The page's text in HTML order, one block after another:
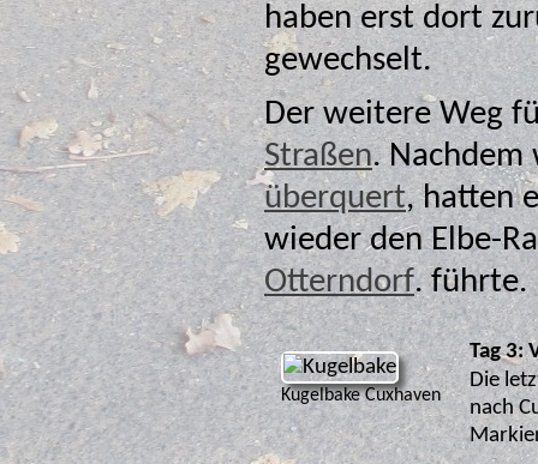
haben erst dort
gewechselt.
Der weitere Weg
Straßen .
überquert, hatten erreichten wir bei Neuhaus (Oste)
wieder den Elbe-
Otterndorf . führte.
Kugelbake Cuxhaven
Tag 3:
Die
nach